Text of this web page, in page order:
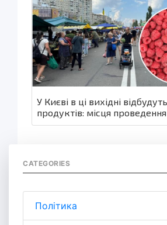
У Києві в ці вихідні
продуктів: місця
CATEGORIES
Політика